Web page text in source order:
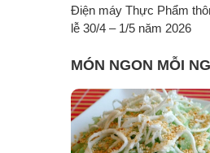
Điện máy Thực Phẩm
lễ 30/4 – 1/5 năm 2026
MÓN NGON MỖI